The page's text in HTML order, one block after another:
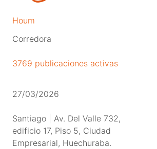
Houm
Corredora
3769 publicaciones activas
27/03/2026
Santiago | Av. Del Valle 732,
edificio 17, Piso 5, Ciudad
Empresarial, Huechuraba.